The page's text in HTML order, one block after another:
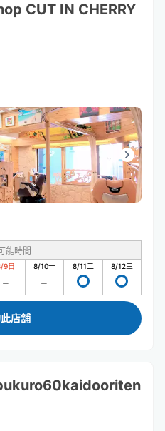
CUT IN CHERRY
能時間
9日 8/10一 8/11二 8/12三
店舖